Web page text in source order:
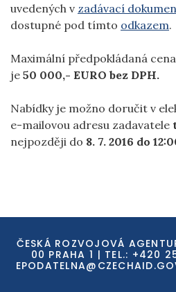
uvedených v zadávací
dostupné pod tímto odkazem.
Maximální předpokládaná
je 50 000,- EURO bez DPH.
Nabídky je možno doručit v
e-mailovou adresu zadavatele
nejpozději do 8. 7. 2016 do
ČESKÁ ROZVOJOVÁ
00 PRAHA 1 | TEL.: +420